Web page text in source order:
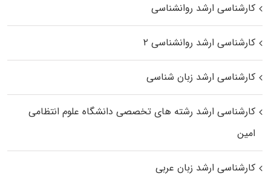
کارشناسی ارشد روانشناسی
کارشناسی ارشد روانشناسی ۲
کارشناسی ارشد زبان شناسی
کارشناسی ارشد رﺷﺘﻪ ﻫﺎی تخصصی داﻧﺸﮕﺎه ﻋﻠﻮم انتظامی
اﻣﻴﻦ
کارشناسی ارشد زبان عربی